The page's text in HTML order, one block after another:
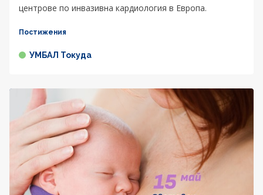
центрове по инвазивна кардиология в Европа.
Постижения
УМБАЛ Токуда